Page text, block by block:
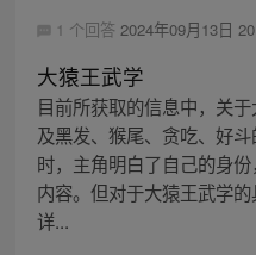
1 个回答 2024年09月13日
大猿王武学
目前所获取的信息中，关
及黑发、猴尾、贪吃、好
时，主角明白了自己的身
内容。但对于大猿王武学
详...